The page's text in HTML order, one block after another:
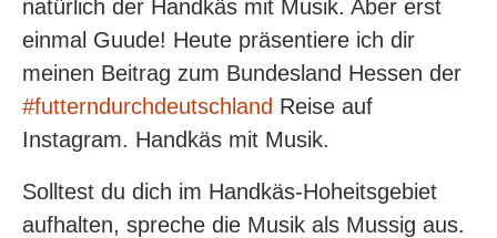
natürlich der Handkäs mit Musik. Aber erst
einmal Guude! Heute präsentiere ich dir
meinen Beitrag zum Bundesland Hessen der
#futterndurchdeutschland Reise auf
Instagram. Handkäs mit Musik.
Solltest du dich im Handkäs-Hoheitsgebiet
aufhalten, spreche die Musik als Mussig aus.